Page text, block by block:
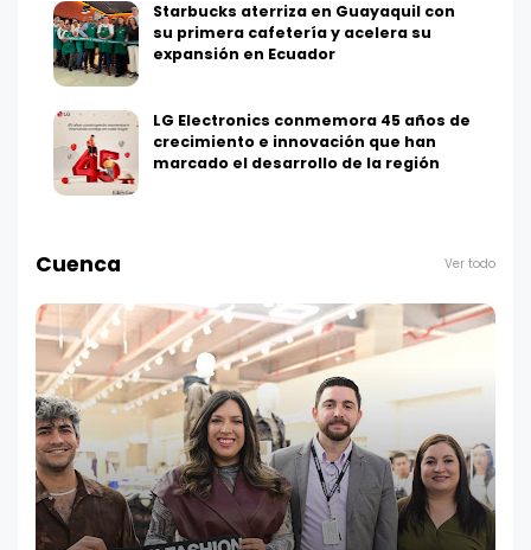
Starbucks aterriza en Guayaquil con
su primera cafetería y acelera su
expansión en Ecuador
LG Electronics conmemora 45 años de
crecimiento e innovación que han
marcado el desarrollo de la región
Cuenca Ver todo